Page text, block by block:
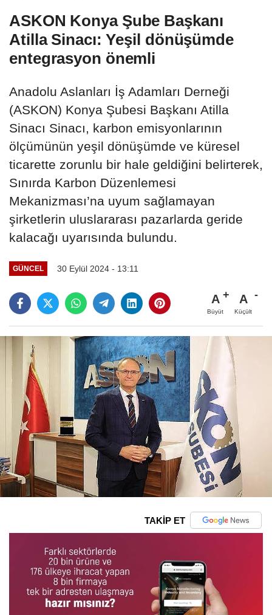
ASKON Konya Şube Başkanı
Atilla Sinacı: Yeşil dönüşümde
entegrasyon önemli
Anadolu Aslanları İş Adamları Derneği
(ASKON) Konya Şubesi Başkanı Atilla
Sinacı Sinacı, karbon emisyonlarının
ölçümünün yeşil dönüşümde ve küresel
ticarette zorunlu bir hale geldiğini belirterek,
Sınırda Karbon Düzenlemesi
Mekanizması’na uyum sağlamayan
şirketlerin uluslararası pazarlarda geride
kalacağı uyarısında bulundu.
GÜNCEL 30 Eylül 2024 - 13:11
A
Büyüt
A
Küçült
TAKİP ET